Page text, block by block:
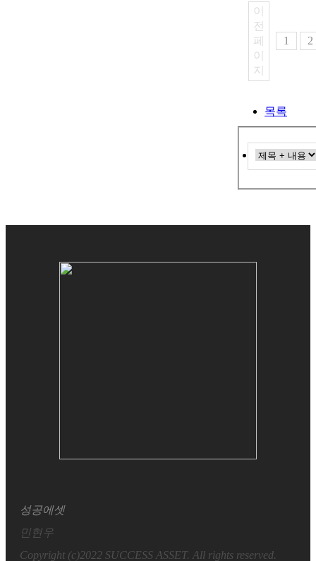
이
전
페
이
지
1 2
목록
성공에셋
민현우
Copyright (c)2022 SUCCESS ASSET. All rights reserved.